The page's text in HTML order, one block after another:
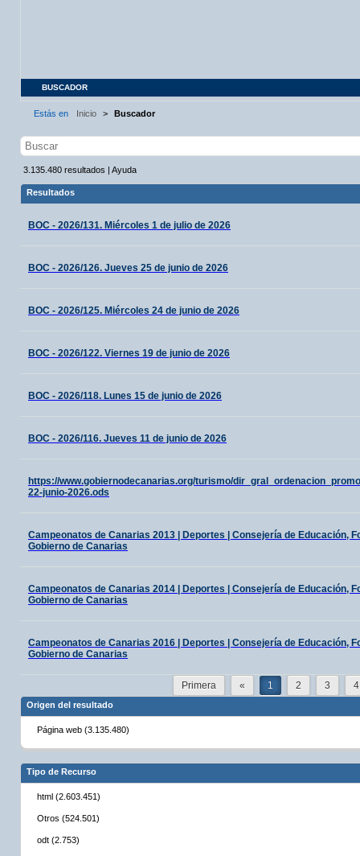
BUSCADOR
Estás en Inicio > Buscador
3.135.480 resultados | Ayuda
Resultados
BOC - 2026/131. Miércoles 1 de julio de 2026
BOC - 2026/126. Jueves 25 de junio de 2026
BOC - 2026/125. Miércoles 24 de junio de 2026
BOC - 2026/122. Viernes 19 de junio de 2026
BOC - 2026/118. Lunes 15 de junio de 2026
BOC - 2026/116. Jueves 11 de junio de 2026
https://www.gobiernodecanarias.org/turismo/
22-junio-2026.ods
Campeonatos de Canarias 2013 | Deportes | Consejería de Educación,
Gobierno de Canarias
Campeonatos de Canarias 2014 | Deportes | Consejería de Educación,
Gobierno de Canarias
Campeonatos de Canarias 2016 | Deportes | Consejería de Educación,
Gobierno de Canarias
Primera « 1 2 3 4
Origen del resultado
Página web (3.135.480)
Tipo de Recurso
html (2.603.451)
Otros (524.501)
odt (2.753)